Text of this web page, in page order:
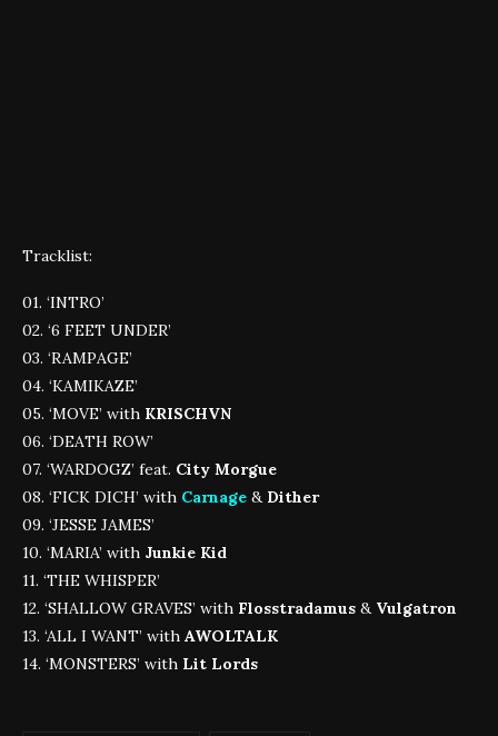
Tracklist:
01. ‘INTRO’
02. ‘6 FEET UNDER’
03. ‘RAMPAGE’
04. ‘KAMIKAZE’
05. ‘MOVE’ with KRISCHVN
06. ‘DEATH ROW’
07. ‘WARDOGZ’ feat. City Morgue
08. ‘FICK DICH’ with Carnage & Dither
09. ‘JESSE JAMES’
10. ‘MARIA’ with Junkie Kid
11. ‘THE WHISPER’
12. ‘SHALLOW GRAVES’ with Flosstradamus & Vulgatron
13. ‘ALL I WANT’ with AWOLTALK
14. ‘MONSTERS’ with Lit Lords